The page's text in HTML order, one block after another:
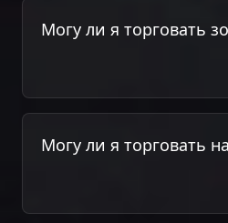
Могу ли я торговать
Могу ли я торговать